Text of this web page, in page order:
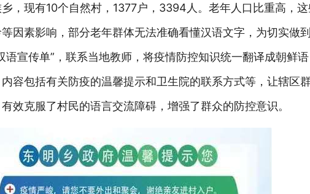
，现有10个自然村，1377户，3394人。老年人口比重高，
因素影响，部分老年群体无法准确看懂汉语文字，为切实做
宣传单”，联系当地教师，将疫情防控知识统一翻译成朝鲜
容包括有关防疫的温馨提示和卫生院的联系方式等，让辖区
效克服了村民的语言交流障碍，增强了群众的防控意识。